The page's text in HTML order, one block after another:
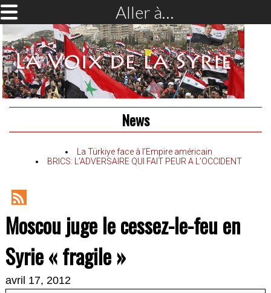
Aller à…
News
La Türkiye face à l’Empire américain
BRICS: L’ADVERSAIRE QUI FAIT PEUR A L’OCCIDENT
RSS
Feed
Moscou juge le cessez-le-feu en
Syrie « fragile »
avril 17, 2012